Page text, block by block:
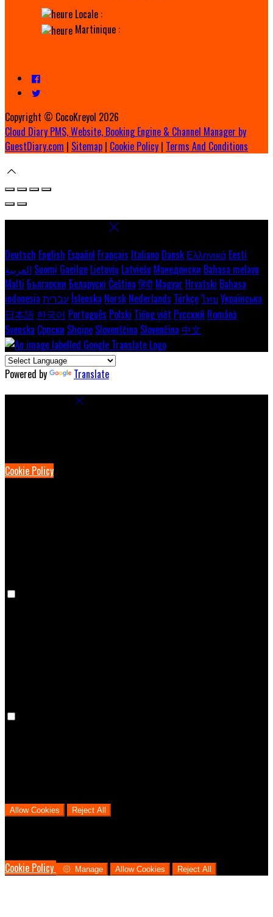
Locale :
Martinique :
Copyright © CocoKreyol 2026
Cloud Diary PMS, Website, Booking Engine & Channel Manager by
GuestDiary.com | Sitemap | Cookie Policy | Terms And Conditions
Deutsch English Español Français Italiano Dansk Ελληνικά Eesti
العربية Suomi Gaeilge Lietuvių Latviešu Македонски Bahasa melayu
Malti Български Беларускі Čeština हिंदी Magyar Hrvatski Bahasa
indonesia עברית Íslenska Norsk Nederlands Türkçeไทย Українська
日本語 한국어 Português Polski Tiếng việt Русский Română
Svenska Српски Shqipe Slovenščina Slovenčina 中文
Powered by Translate
Cookie Policy
Allow Cookies Reject All
Cookie Policy
Manage Allow Cookies Reject All